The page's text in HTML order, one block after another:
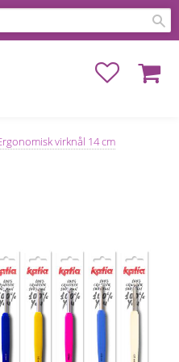
Favoriter
virknål 14 cm